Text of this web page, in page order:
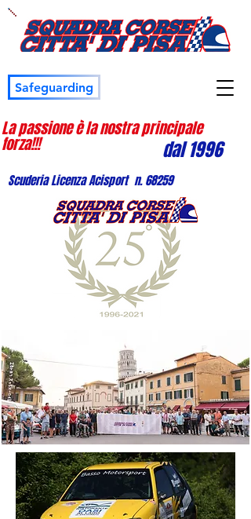
Safeguarding
La passione è la nostra principale
forza!!! dal 1996
Scuderia Licenza Acisport n. 68259